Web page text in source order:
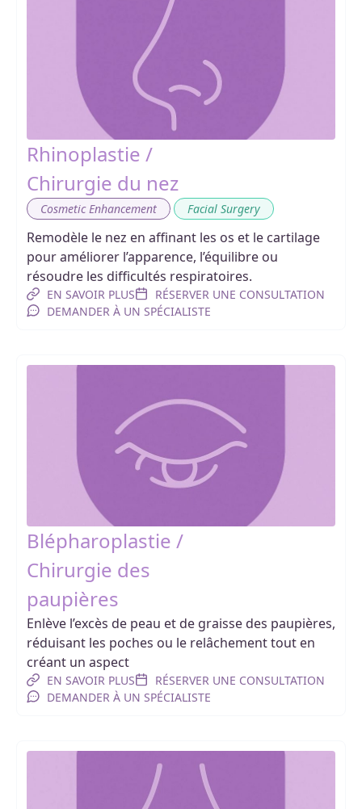
Rhinoplastie /
Chirurgie du nez
Cosmetic Enhancement Facial Surgery
Remodèle le nez en affinant les os et le cartilage
pour améliorer l’apparence, l’équilibre ou
résoudre les difficultés respiratoires.
EN SAVOIR PLUS
RÉSERVER UNE CONSULTATION
DEMANDER À UN SPÉCIALISTE
Blépharoplastie /
Chirurgie des
paupières
Enlève l’excès de peau et de graisse des paupières,
réduisant les poches ou le relâchement tout en
créant un aspect
EN SAVOIR PLUS
RÉSERVER UNE CONSULTATION
DEMANDER À UN SPÉCIALISTE